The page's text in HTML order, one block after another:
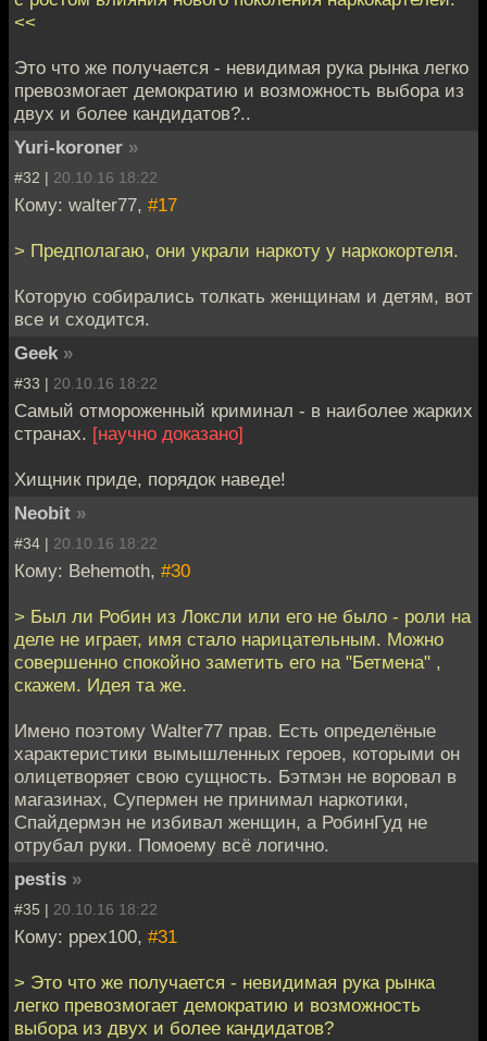
<<
Это что же получается - невидимая рука рынка легко
превозмогает демократию и возможность выбора из
двух и более кандидатов?..
Yuri-koroner »
#32 | 20.10.16 18:22
Кому: walter77, #17
> Предполагаю, они украли наркоту у наркокортеля.
Которую собирались толкать женщинам и детям, вот
все и сходится.
Geek »
#33 | 20.10.16 18:22
Самый отмороженный криминал - в наиболее жарких
странах. [научно доказано]
Хищник приде, порядок наведе!
Neobit »
#34 | 20.10.16 18:22
Кому: Behemoth, #30
> Был ли Робин из Локсли или его не было - роли на
деле не играет, имя стало нарицательным. Можно
совершенно спокойно заметить его на "Бетмена" ,
скажем. Идея та же.
Имено поэтому Walter77 прав. Есть определёные
характеристики вымышленных героев, которыми он
олицетворяет свою сущность. Бэтмэн не воровал в
магазинах, Супермен не принимал наркотики,
Спайдермэн не избивал женщин, а РобинГуд не
отрубал руки. Помоему всё логично.
pestis »
#35 | 20.10.16 18:22
Кому: ppex100, #31
> Это что же получается - невидимая рука рынка
легко превозмогает демократию и возможность
выбора из двух и более кандидатов?